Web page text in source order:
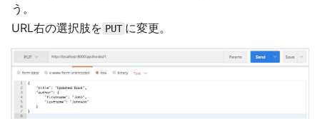
う。
URL右の選択肢を PUT に変更。